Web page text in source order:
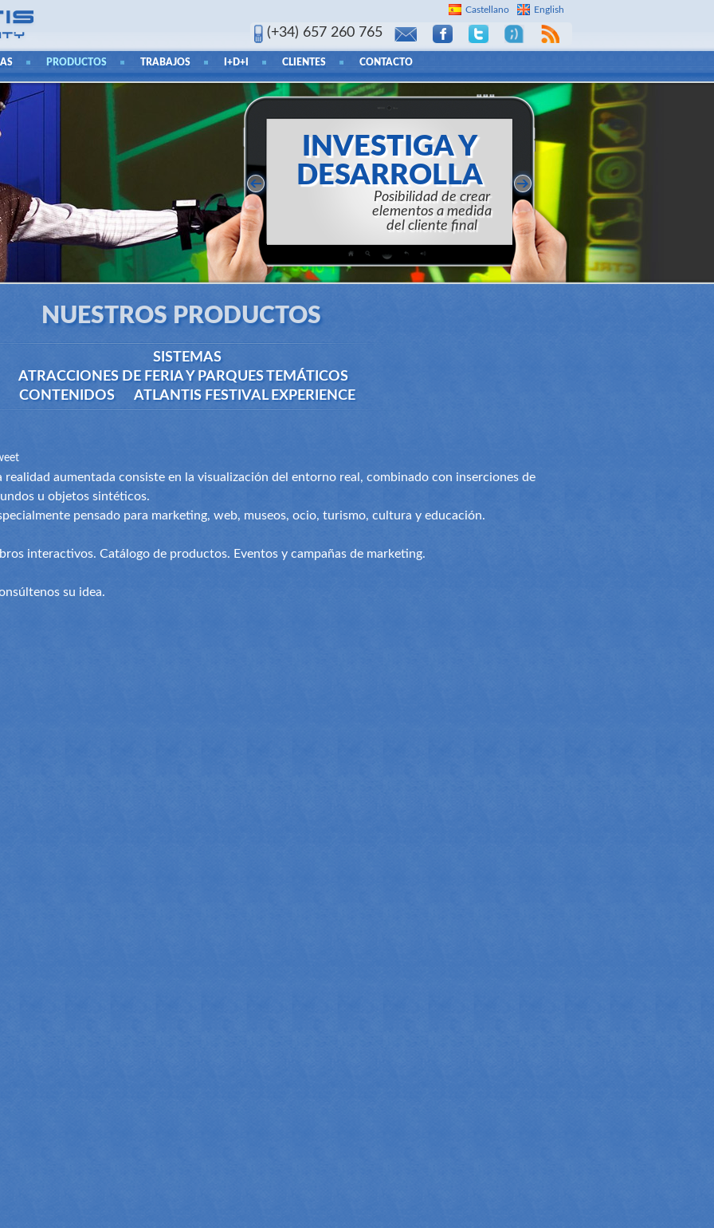
Castellano English
(+34) 657 260 765
PRODUCTOS TRABAJOS I+D+I CLIENTES CONTACTO
INVESTIGA Y
DESARROLLA
Posibilidad de crear elementos a
medida del cliente final
NUESTROS PRODUCTOS
SISTEMAS
ATRACCIONES DE FERIA Y PARQUES TEMÁTICOS
CONTENIDOS
ATLANTIS FESTIVAL EXPERIENCE
realidad aumentada consiste en la visualización del entorno real, combinado con inserciones de
u objetos sintéticos.
pensado para marketing, web, museos, ocio, turismo, cultura y educación.
interactivos. Catálogo de productos. Eventos y campañas de marketing.
su idea.